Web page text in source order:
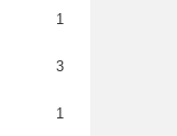
1
3
1